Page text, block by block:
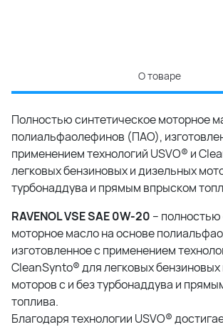
О товаре
Полностью синтетическое моторное
полиальфаолефинов (ПАО),
применением технологий USVO® и
легковых бензиновых и дизельных
турбонаддува и прямым впрыском
RAVENOL VSE SAE 0W-20 –
моторное масло на основе
изготовленное с применением
CleanSynto® для легковых
моторов с и без турбонаддува и
топлива.
Благодаря технологии USVO®